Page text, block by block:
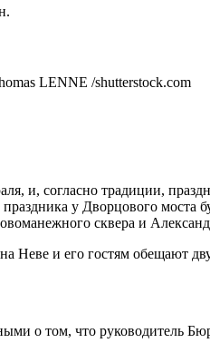
и, согласно традиции,
у Дворцового моста
сквера и
Неве и его гостям обещают
о том, что руководитель